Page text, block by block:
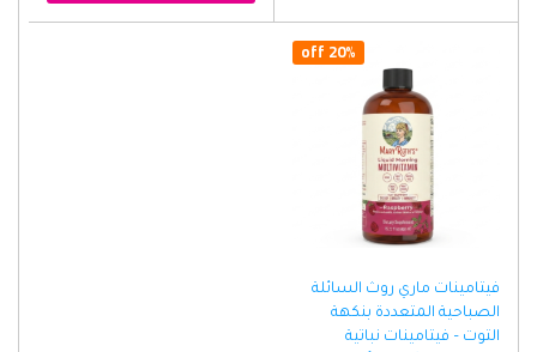
20% off
فيتامينات ماري روث السائلة
الصباحية المتعددة بنكهة
التوت – فيتامينات نباتية